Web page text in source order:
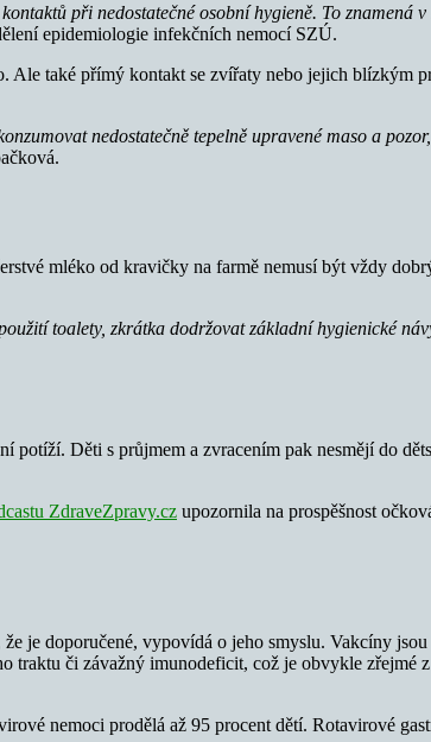
při nedostatečné osobní hygieně. To znamená
epidemiologie infekčních nemocí SZÚ.
Ale také přímý kontakt se zvířaty nebo jejich blízkým
nedostatečně tepelně upravené maso a
mléko od kravičky na farmě nemusí být vždy
toalety, zkrátka dodržovat základní hygienické
potíží. Děti s průjmem a zvracením pak nesmějí do
ZdraveZpravy.cz upozornila na prospěšnost
je doporučené, vypovídá o jeho smyslu. Vakcíny
či závažný imunodeficit, což je obvykle zřejmé
nemoci prodělá až 95 procent dětí. Rotavirové